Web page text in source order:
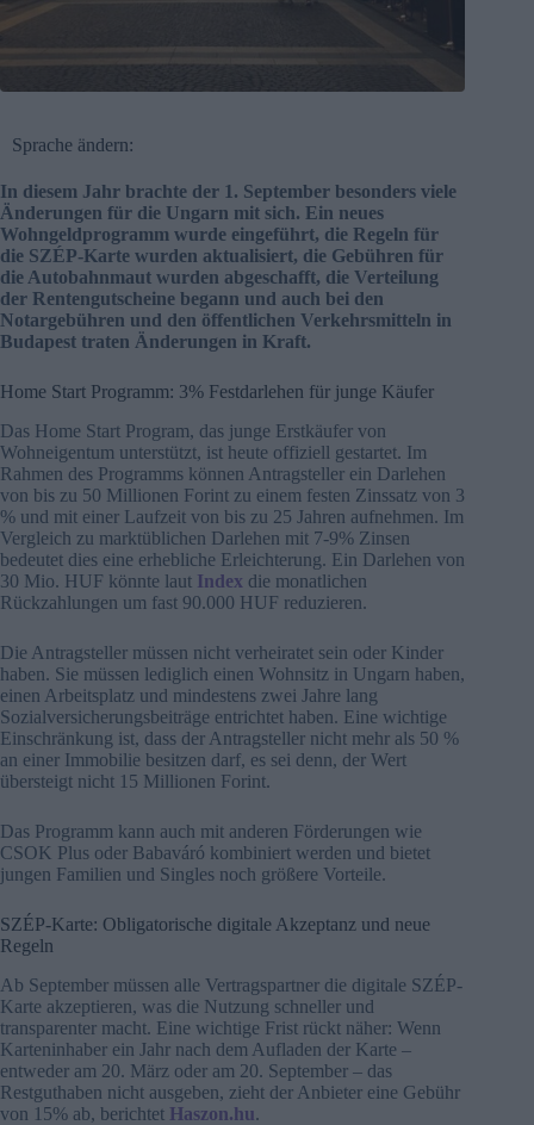
Sprache ändern:
In diesem Jahr brachte der 1. September besonders viele
Änderungen für die Ungarn mit sich. Ein neues
Wohngeldprogramm wurde eingeführt, die Regeln für
die SZÉP-Karte wurden aktualisiert, die Gebühren für
die Autobahnmaut wurden abgeschafft, die Verteilung
der Rentengutscheine begann und auch bei den
Notargebühren und den öffentlichen Verkehrsmitteln in
Budapest traten Änderungen in Kraft.
Home Start Programm: 3% Festdarlehen für junge Käufer
Das Home Start Program, das junge Erstkäufer von
Wohneigentum unterstützt, ist heute offiziell gestartet. Im
Rahmen des Programms können Antragsteller ein Darlehen
von bis zu 50 Millionen Forint zu einem festen Zinssatz von 3
% und mit einer Laufzeit von bis zu 25 Jahren aufnehmen. Im
Vergleich zu marktüblichen Darlehen mit 7-9% Zinsen
bedeutet dies eine erhebliche Erleichterung. Ein Darlehen von
30 Mio. HUF könnte laut Index die monatlichen
Rückzahlungen um fast 90.000 HUF reduzieren.
Die Antragsteller müssen nicht verheiratet sein oder Kinder
haben. Sie müssen lediglich einen Wohnsitz in Ungarn haben,
einen Arbeitsplatz und mindestens zwei Jahre lang
Sozialversicherungsbeiträge entrichtet haben. Eine wichtige
Einschränkung ist, dass der Antragsteller nicht mehr als 50 %
an einer Immobilie besitzen darf, es sei denn, der Wert
übersteigt nicht 15 Millionen Forint.
Das Programm kann auch mit anderen Förderungen wie
CSOK Plus oder Babaváró kombiniert werden und bietet
jungen Familien und Singles noch größere Vorteile.
SZÉP-Karte: Obligatorische digitale Akzeptanz und neue
Regeln
Ab September müssen alle Vertragspartner die digitale SZÉP-
Karte akzeptieren, was die Nutzung schneller und
transparenter macht. Eine wichtige Frist rückt näher: Wenn
Karteninhaber ein Jahr nach dem Aufladen der Karte –
entweder am 20. März oder am 20. September – das
Restguthaben nicht ausgeben, zieht der Anbieter eine Gebühr
von 15% ab, berichtet Haszon.hu.